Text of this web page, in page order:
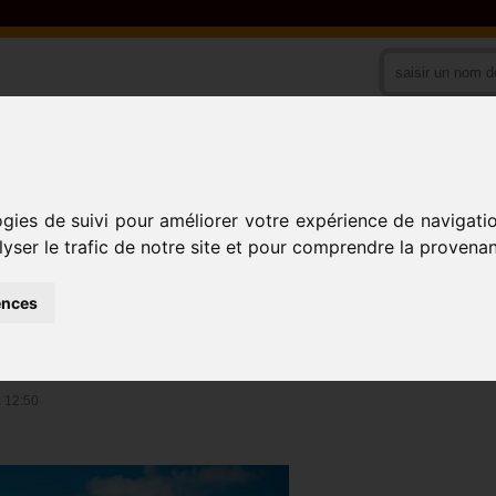
de suivi pour améliorer votre expérience de
le trafic de notre site et pour comprendre la
1